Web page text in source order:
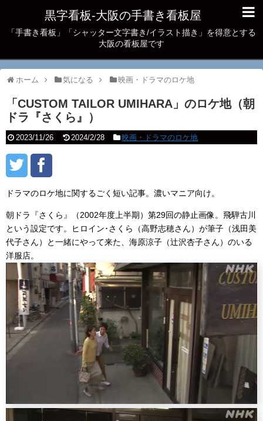
黒字看板‐大阪の手書き看板屋
「手書き看板」「シャッター文字書き/イラスト描き」を得意とする
大阪の看板屋です
ホーム 気になる 映画・ドラマのロケ地
「CUSTOM TAILOR UMIHARA」のロケ地（朝
ドラ『さくら』）
2023/11/26 2024/2/28 映画・ドラマのロケ地
ドラマのロケ地に関するごく短い記事。濃いマニア向け。
朝ドラ『さくら』（2002年度上半期）第29回の静止画像。飛騨古川
という設定です。ヒロイン･さくら（高野志穂さん）が筆子（浅田美
代子さん）と一緒にやって来た、海原涼子（辻沢杏子さん）のいる
洋服店。